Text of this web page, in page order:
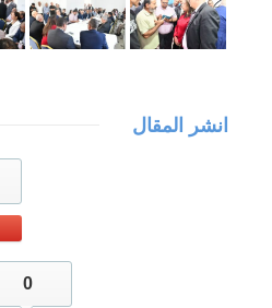
انشر المقال
0